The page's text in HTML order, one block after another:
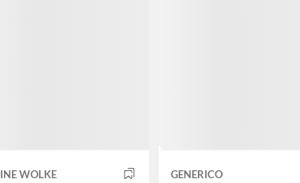
WOLKE GENERICO